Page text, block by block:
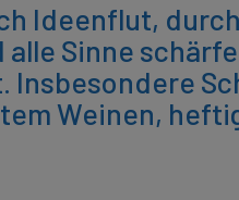
Ideenflut,
Sinne
Insbesondere
Weinen,